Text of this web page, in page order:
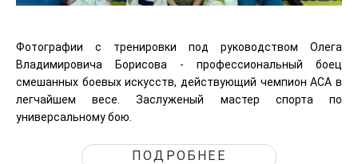
Фотографии с тренировки под руководством Олега
Владимировича Борисова - профессиональный боец
смешанных боевых искусств, действующий чемпион АСА в
легчайшем весе. Заслуженый мастер спорта по
универсальному бою.
ПОДРОБНЕЕ